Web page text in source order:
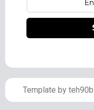
Template by